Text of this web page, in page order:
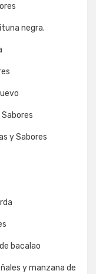
negra.
y Sabores
bacalao
y manzana de